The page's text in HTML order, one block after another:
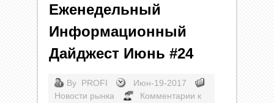
Еженедельный
Информационный
Дайджест Июнь #24
By PROFI
Июн-19-2017
Новости рынка
Комментарии к